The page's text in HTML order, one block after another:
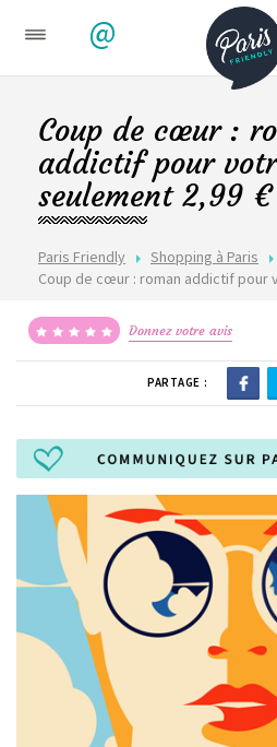
@
Paris Friendly Shopping à Paris
Coup de cœur : roman addictif pour
Coup de cœur :
addictif pour
seulement 2,99 €
Donnez votre avis
PARTAGE :